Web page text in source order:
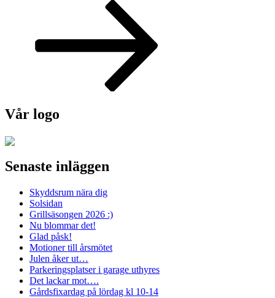
Vår logo
Senaste inläggen
Skyddsrum nära dig
Solsidan
Grillsäsongen 2026 :)
Nu blommar det!
Glad påsk!
Motioner till årsmötet
Julen åker ut…
Parkeringsplatser i garage uthyres
Det lackar mot….
Gårdsfixardag på lördag kl 10-14